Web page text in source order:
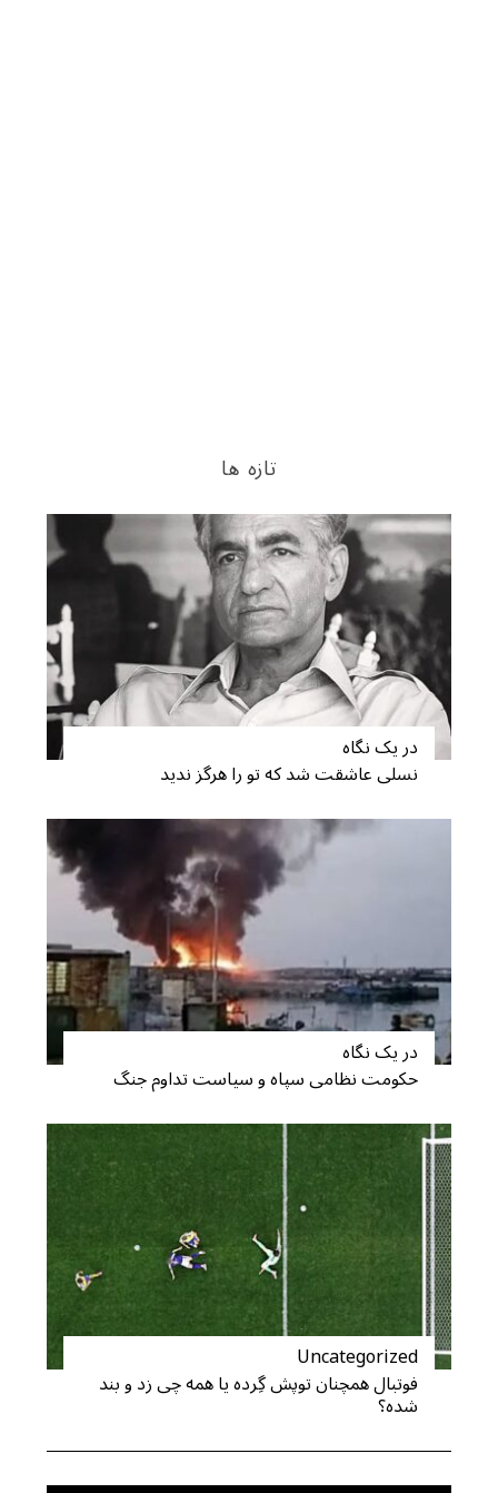
تازه ها
در یک نگاه
نسلی عاشقت شد که تو را هرگز ندید
در یک نگاه
حکومت نظامی سپاه و سیاست تداوم جنگ
Uncategorized
فوتبال همچنان توپش گِرده یا همه چی زد و بند
شده؟
e
h
f
: